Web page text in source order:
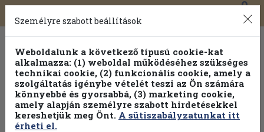
Toggle
navigation
0
Válogasson több mint 30 000 kötet közül
Hobbi témakörökben20% kedvezménnyel!
Személyre szabott beállítások
Weboldalunk a következő típusú cookie-kat
alkalmazza: (1) weboldal működéséhez szükséges
technikai cookie, (2) funkcionális cookie, amely a
szolgáltatás igénybe vételét teszi az Ön számára
könnyebbé és gyorsabbá, (3) marketing cookie,
amely alapján személyre szabott hirdetésekkel
kereshetjük meg Önt. A sütiszabályzatunkat itt
érheti el.